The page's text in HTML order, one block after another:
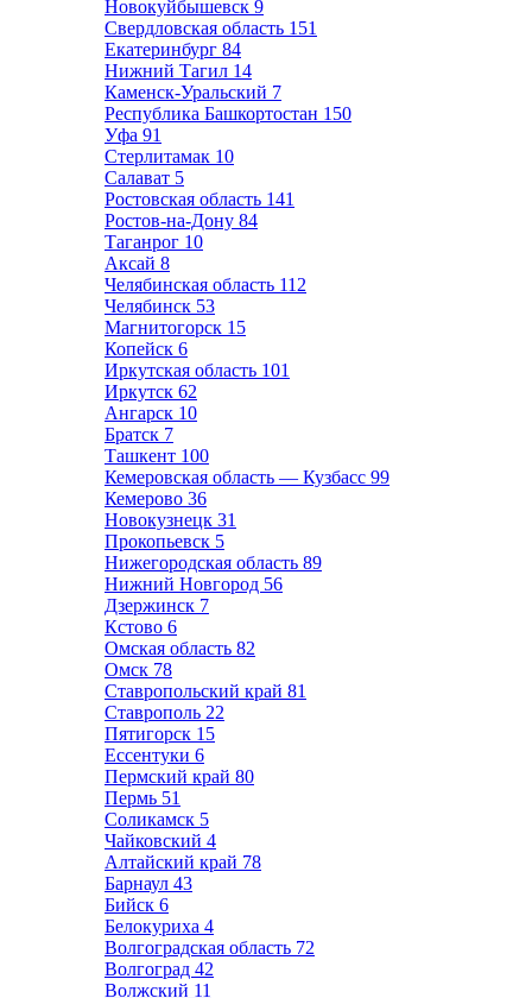
Новокуйбышевск 9
Свердловская область 151
Екатеринбург 84
Нижний Тагил 14
Каменск-Уральский 7
Республика Башкортостан 150
Уфа 91
Стерлитамак 10
Салават 5
Ростовская область 141
Ростов-на-Дону 84
Таганрог 10
Аксай 8
Челябинская область 112
Челябинск 53
Магнитогорск 15
Копейск 6
Иркутская область 101
Иркутск 62
Ангарск 10
Братск 7
Ташкент 100
Кемеровская область — Кузбасс 99
Кемерово 36
Новокузнецк 31
Прокопьевск 5
Нижегородская область 89
Нижний Новгород 56
Дзержинск 7
Кстово 6
Омская область 82
Омск 78
Ставропольский край 81
Ставрополь 22
Пятигорск 15
Ессентуки 6
Пермский край 80
Пермь 51
Соликамск 5
Чайковский 4
Алтайский край 78
Барнаул 43
Бийск 6
Белокуриха 4
Волгоградская область 72
Волгоград 42
Волжский 11